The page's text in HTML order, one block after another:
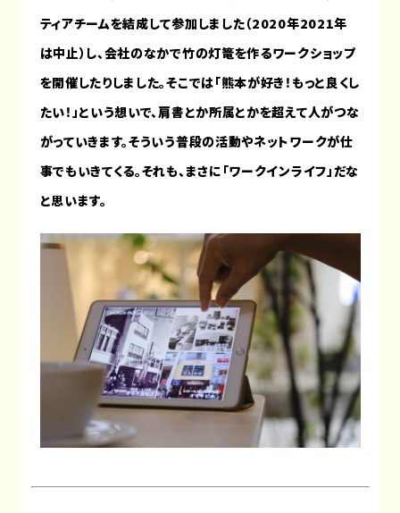
ティアチームを結成して参加しました（2020年2021年
は中止）し、会社のなかで竹の灯篭を作るワークショップ
を開催したりしました。そこでは「熊本が好き！もっと良くし
たい！」という想いで、肩書とか所属とかを超えて人がつな
がっていきます。そういう普段の活動やネットワークが仕
事でもいきてくる。それも、まさに「ワークインライフ」だな
と思います。